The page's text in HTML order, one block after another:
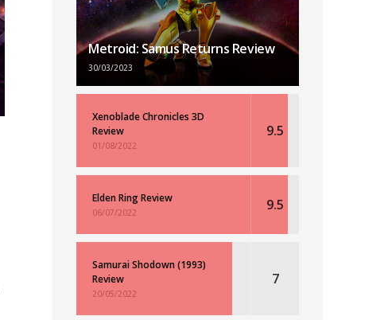
Metroid: Samus Returns Review
30/03/2023
Xenoblade Chronicles 3D
Review
01/08/2022
9.5
Elden Ring Review
06/07/2022 9.5
Samurai Shodown (1993)
Review
20/05/2022
7